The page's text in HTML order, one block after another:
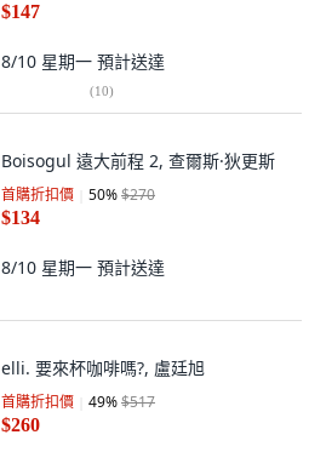
$147
8/10 星期一 預計送達
(10)
Boisogul 遠大前程 2, 查爾斯·狄更斯
首購折扣價 50%$270
$134
8/10 星期一 預計送達
elli. 要來杯咖啡嗎?, 盧廷旭
首購折扣價 49%$517
$260